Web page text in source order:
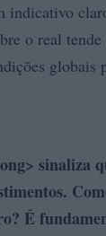
indicativo
o real
globais
sinaliza
É